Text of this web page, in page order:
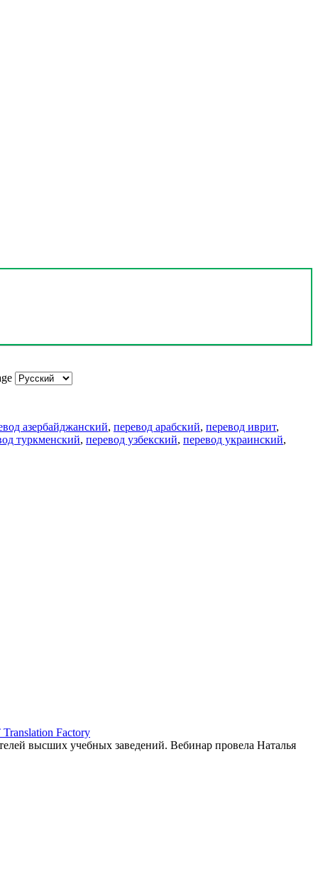
азербайджанский, перевод арабский, перевод иврит,
туркменский, перевод узбекский, перевод украинский,
Factory
высших учебных заведений. Вебинар провела Наталья